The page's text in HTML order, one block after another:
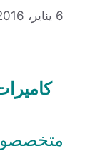
6 يناير، 2016
كاميرات